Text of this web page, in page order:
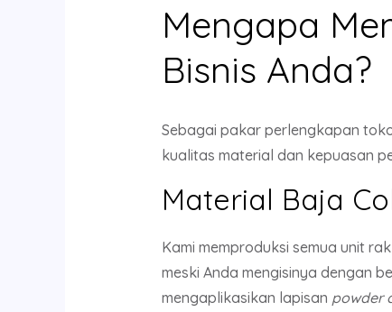
Mengapa
Bisnis Anda?
Sebagai pakar perlengkapan
kualitas material dan kepuasan
Material Baja
Kami memproduksi semua unit
meski Anda mengisinya dengan
mengaplikasikan lapisan powder